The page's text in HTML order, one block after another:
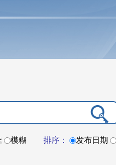
模糊 排序： 发布日期